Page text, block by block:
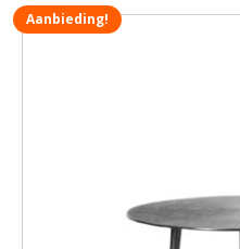
Aanbieding!